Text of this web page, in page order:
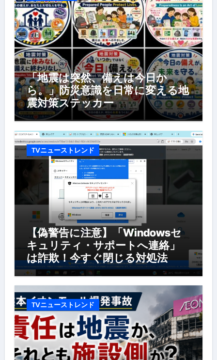
「地震は突然、備えは今日か
ら。」防災意識を日常に変える地
震対策ステッカー
TVニューストレンド
【偽警告に注意】「Windowsセ
キュリティ・サポートへ連絡」
は詐欺！今すぐ閉じる対処法
TVニューストレンド